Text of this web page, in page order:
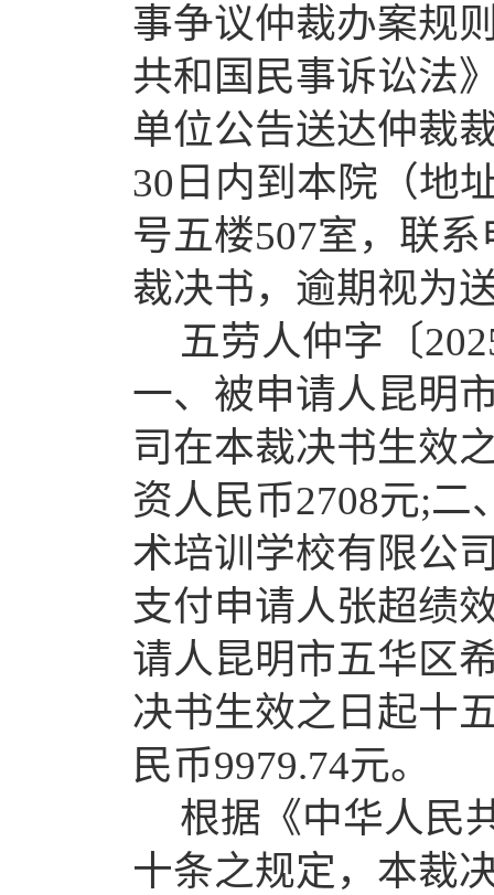
事争议仲裁办案规
共和国民事诉讼法
单位公告送达仲裁
30日内到本院（地
号五楼507室，联
裁决书，逾期视为
五劳人仲字〔
一、被申请人昆明
司在本裁决书生效
资人民币2708元;
术培训学校有限公
支付申请人张超绩
请人昆明市五华区
决书生效之日起十
民币9979.74元。
根据《中华人民
十条之规定，本裁